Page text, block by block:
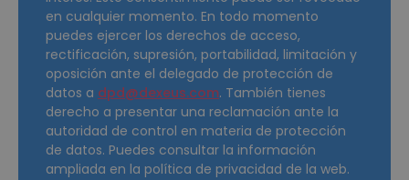
en cualquier momento. En todo momento
puedes ejercer los derechos de acceso,
rectificación, supresión, portabilidad, limitación y
oposición ante el delegado de protección de
datos a dpd@dexeus.com. También tienes
derecho a presentar una reclamación ante la
autoridad de control en materia de protección
de datos. Puedes consultar la información
ampliada en la política de privacidad de la web.